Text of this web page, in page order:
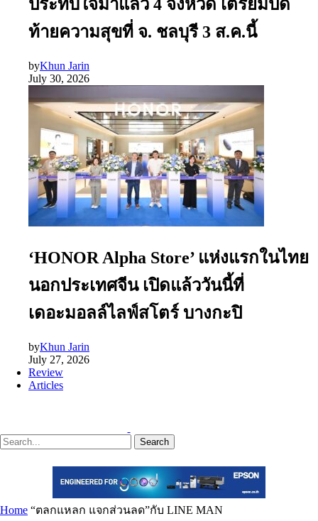
ประทับใจมาแล้ว 4 จังหวัด เตรียมปิด
ท้ายความสุขที่ จ. ชลบุรี 3 ส.ค.นี้
byKhun Jarin
July 30, 2026
‘HONOR Alpha Store’ แห่งแรกในไทย
นอกประเทศจีน เปิดแล้ววันนี้ที่
เดอะมอลล์ไลฟ์สโตร์ บางกะปิ
byKhun Jarin
July 27, 2026
Review
Articles
Search
Home “ตลกแหลก แจกส่วนลด”กับ LINE MAN